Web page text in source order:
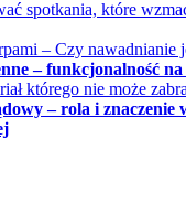
spotkania, które
– Czy nawadnianie
– funkcjonalność
którego nie może
– rola i znaczenie